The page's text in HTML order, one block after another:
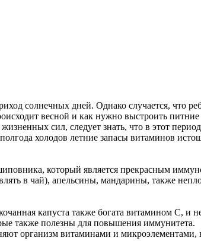
солнечных дней. Однако случается, что
весной и как нужно выстроить
сил, следует знать, что в этот
холодов летние запасы витаминов
который является прекрасным
в чай), апельсины, мандарины, также
капуста также богата витамином С, и
также полезны для повышения иммунитета.
организм витаминами и